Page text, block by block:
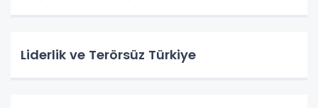
Liderlik ve Terörsüz Türkiye